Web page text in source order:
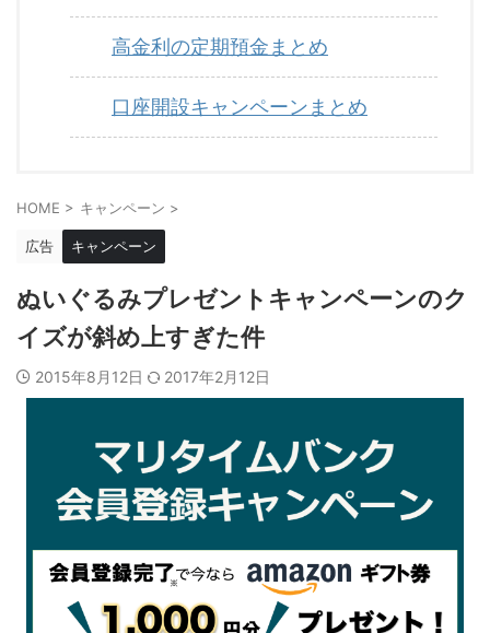
高金利の定期預金まとめ
口座開設キャンペーンまとめ
HOME > キャンペーン >
広告 キャンペーン
ぬいぐるみプレゼントキャンペーンのク
イズが斜め上すぎた件
2015年8月12日 2017年2月12日